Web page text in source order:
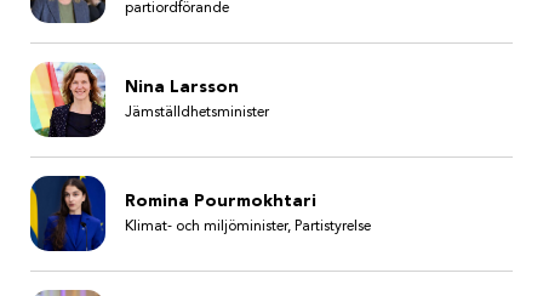
partiordförande
Nina Larsson
Jämställdhetsminister
Romina Pourmokhtari
Klimat- och miljöminister, Partistyrelse